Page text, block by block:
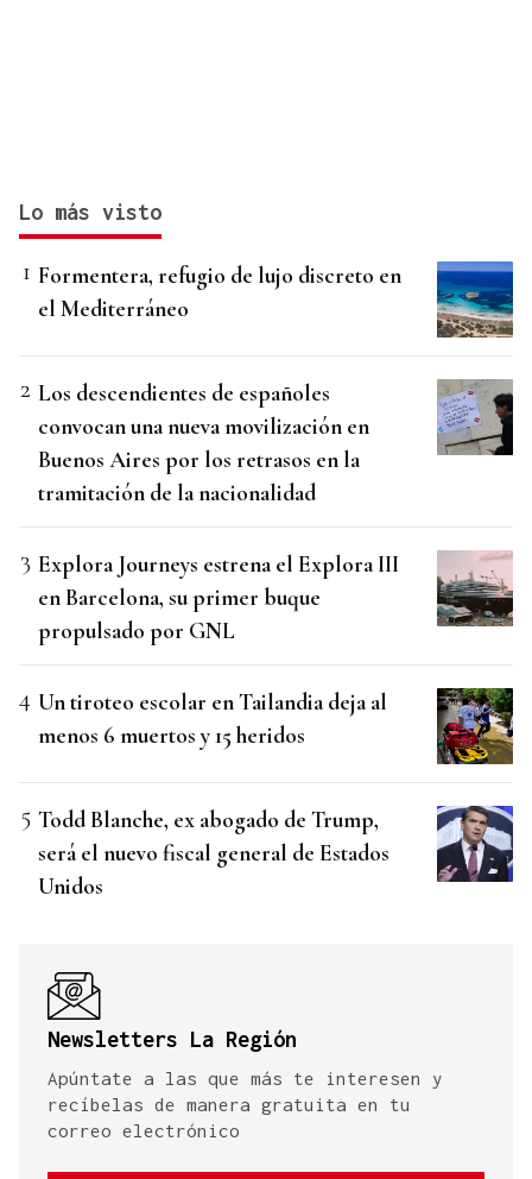
Lo más visto
Formentera, refugio de lujo discreto en
el Mediterráneo
Los descendientes de españoles
convocan una nueva movilización en
Buenos Aires por los retrasos en la
tramitación de la nacionalidad
Explora Journeys estrena el Explora III
en Barcelona, su primer buque
propulsado por GNL
Un tiroteo escolar en Tailandia deja al
menos 6 muertos y 15 heridos
Todd Blanche, ex abogado de Trump,
será el nuevo fiscal general de Estados
Unidos
Newsletters La Región
Apúntate a las que más te interesen y
recíbelas de manera gratuita en tu
correo electrónico